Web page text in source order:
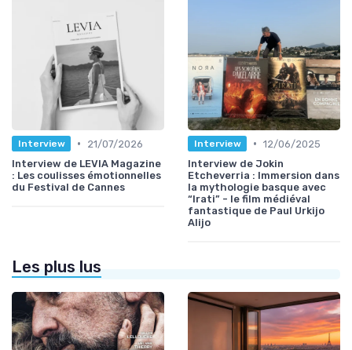
Interview •
21/07/2026
Interview de LEVIA Magazine
: Les coulisses émotionnelles
du Festival de Cannes
Interview • 12/06/2025
Interview de Jokin
Etcheverria : Immersion dans
la mythologie basque avec
“Irati” - le film médiéval
fantastique de Paul Urkijo
Alijo
Les plus lus